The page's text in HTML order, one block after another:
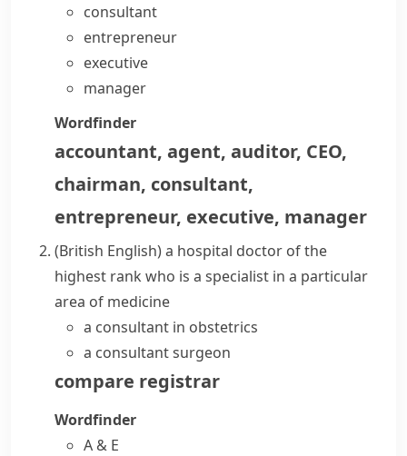
consultant
entrepreneur
executive
manager
Wordfinder
accountant, agent, auditor, CEO,
chairman, consultant,
entrepreneur, executive, manager
(British English)a hospital doctor of the
highest rank who is a specialist in a particular
area of medicine
a consultant in obstetrics
a consultant surgeon
compare registrar
Wordfinder
A & E